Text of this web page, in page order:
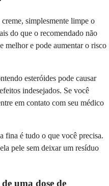
simplesmente limpe o
do que o recomendado não
melhor e pode aumentar o risco
esteróides pode causar
indesejados. Se você
em contato com seu médico
fina é tudo o que você precisa.
pele sem deixar um resíduo
uma dose de